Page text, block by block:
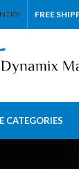
FREE
CATEGORIES